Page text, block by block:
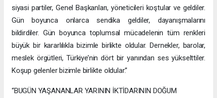
siyasi partiler, Genel Başkanları, yöneticileri koştular ve geldiler.
Gün boyunca onlarca sendika geldiler, dayanışmalarını
bildirdiler. Gün boyunca toplumsal mücadelenin tüm renkleri
büyük bir kararlılıkla bizimle birlikte oldular. Dernekler, barolar,
meslek örgütleri, Türkiye’nin dört bir yanından ses yükselttiler.
Koşup gelenler bizimle birlikte oldular.”
“BUGÜN YAŞANANLAR YARININ İKTİDARININ DOĞUM